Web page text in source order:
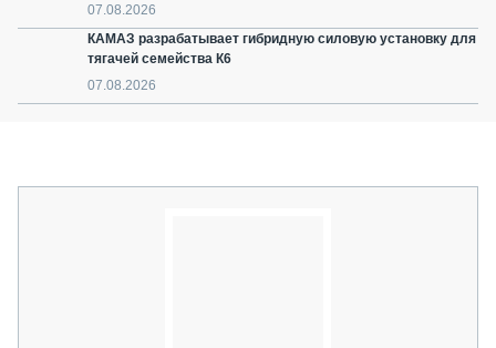
07.08.2026
КАМАЗ разрабатывает гибридную силовую установку для
тягачей семейства К6
07.08.2026